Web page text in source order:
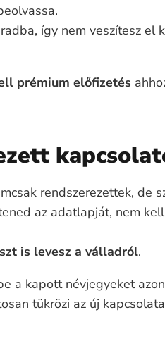
így nem veszítesz el
prémium előfizetés
rendszerezettek, de
az adatlapját, nem
is levesz a válladról.
a kapott névjegyeket
tükrözi az új